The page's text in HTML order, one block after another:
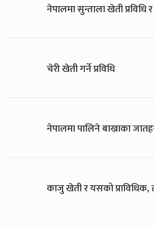
नेपालमा सुन्ताला खेती प्रविधि
चेरी खेती गर्ने प्रविधि
नेपालमा पालिने बाख्राका
काजु खेती र यसको प्राविधिक,